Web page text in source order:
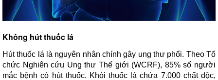
Không hút thuốc lá
Hút thuốc lá là nguyên nhân chính gây ung thư phổi. Theo Tổ
chức Nghiên cứu Ung thư Thế giới (WCRF), 85% số người
mắc bệnh có hút thuốc. Khói thuốc lá chứa 7.000 chất độc,